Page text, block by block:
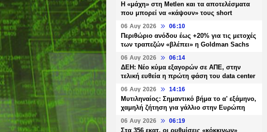
H «μάχη» στη Metlen και τα αποτελέσματα
που μπορεί να «κάψουν» τους short
06 Αυγ 2026 06:10
Περιθώριο ανόδου έως +20% για τις μετοχές
των τραπεζών «βλέπει» η Goldman Sachs
06 Αυγ 2026 06:14
ΔΕΗ: Νέο κύμα εξαγορών σε ΑΠΕ, στην
τελική ευθεία η πρώτη φάση του data center
06 Αυγ 2026 14:16
Μυτιληναίος: Σημαντικό βήμα το α' εξάμηνο,
χαμηλή ζήτηση για γάλλιο στην Ευρώπη
06 Αυγ 2026 06:19
Στα 356 εκατ. οι ρυθμίσεις «κόκκινων»